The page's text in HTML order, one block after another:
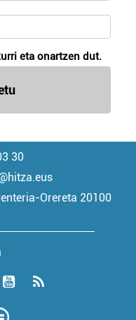
eta onartzen dut.
30
Orereta 20100